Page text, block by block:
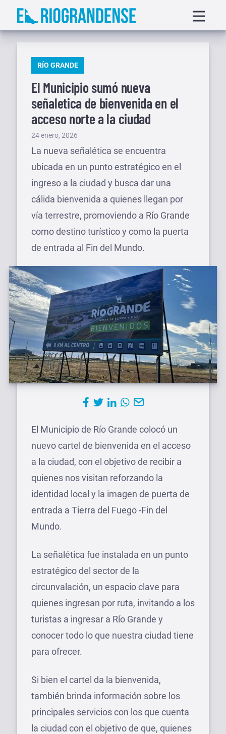
Saltar
menu
PUBLICADO
RÍO GRANDE
El Municipio sumó nueva
señaletica de bienvenida en el
acceso norte a la ciudad
Publicado
el
24 enero, 2026
La nueva señalética se encuentra
ubicada en un punto estratégico en el
ingreso a la ciudad y busca dar una
cálida bienvenida a quienes llegan por
vía terrestre, promoviendo a Río Grande
como destino turístico y como la puerta
de entrada al Fin del Mundo.
El Municipio de Río Grande colocó un
nuevo cartel de bienvenida en el acceso
a la ciudad, con el objetivo de recibir a
quienes nos visitan reforzando la
identidad local y la imagen de puerta de
entrada a Tierra del Fuego -Fin del
Mundo.
La señalética fue instalada en un punto
estratégico del sector de la
circunvalación, un espacio clave para
quienes ingresan por ruta, invitando a los
turistas a ingresar a Río Grande y
conocer todo lo que nuestra ciudad tiene
para ofrecer.
Si bien el cartel da la bienvenida,
también brinda información sobre los
principales servicios con los que cuenta
la ciudad con el objetivo de que, quienes